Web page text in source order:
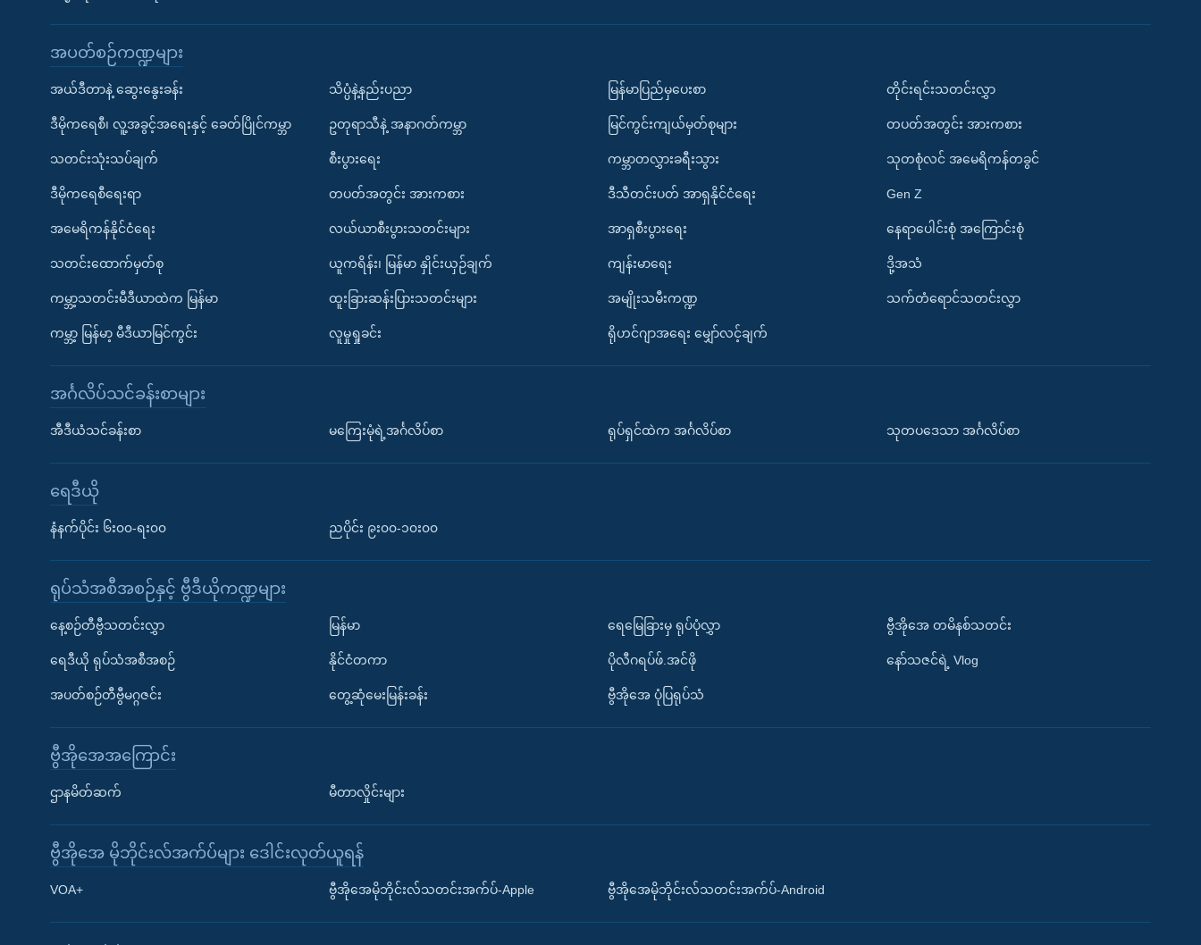
Learning English
အပတ်စဉ်ကဏ္ဍများ
အယ်ဒီတာနဲ့ ဆွေးနွေးခန်း
ဒီမိုကရေစီ၊ လူ့အခွင့်အရေးနှင့် ခေတ်ပြိုင်ကမ္ဘာ
သတင်းသုံးသပ်ချက်
ဒီမိုကရေစီရေးရာ
အမေရိကန်နိုင်ငံရေး
သတင်းထောက်မှတ်စု
ကမ္ဘာ့သတင်းမီဒီယာထဲက မြန်မာ
ကမ္ဘာ့ မြန်မာ့ မီဒီယာမြင်ကွင်း
သိပ္ပံနဲ့နည်းပညာ
ဥတုရာသီနဲ့ အနာဂတ်ကမ္ဘာ
စီးပွားရေး
တပတ်အတွင်း အားကစား
လယ်ယာစီးပွားသတင်းများ
ယူကရိန်း၊ မြန်မာ နှိုင်းယှဉ်ချက်
ထူးခြားဆန်းပြားသတင်းများ
လူမှုရှုခင်း
မြန်မာပြည်မှပေးစာ
မြင်ကွင်းကျယ်မှတ်စုများ
ကမ္ဘာတလွှားခရီးသွား
ဒီသီတင်းပတ် အာရှနိုင်ငံရေး
အာရှစီးပွားရေး
ကျန်းမာရေး
အမျိုးသမီးကဏ္ဍ
ရိုဟင်ဂျာအရေး မျှော်လင့်ချက်
တိုင်းရင်းသတင်းလွှာ
တပတ်အတွင်း အားကစား
သုတစုံလင် အမေရိကန်တခွင်
Gen Z
နေရာပေါင်းစုံ အကြောင်းစုံ
ဒို့အသံ
သက်တံရောင်သတင်းလွှာ
အင်္ဂလိပ်သင်ခန်းစာများ
အီဒီယံသင်ခန်းစာ မကြေးမုံရဲ့အင်္ဂလိပ်စာ ရုပ်ရှင်ထဲက အင်္ဂလိပ်စာ သုတပဒေသာ အင်္ဂလိပ်စာ
ရေဒီယို
နံနက်ပိုင်း ၆း၀၀-ရး၀၀ ညပိုင်း ၉း၀၀-၁၀း၀၀
ရုပ်သံအစီအစဉ်နှင့် ဗွီဒီယိုကဏ္ဍများ
နေ့စဉ်တီဗွီသတင်းလွှာ
ရေဒီယို ရုပ်သံအစီအစဉ်
အပတ်စဉ်တီဗွီမဂ္ဂဇင်း
မြန်မာ
နိုင်ငံတကာ
တွေ့ဆုံမေးမြန်းခန်း
ရေမြေခြားမှ ရုပ်ပုံလွှာ
ပိုလီဂရပ်ဖ်.အင်ဖို
ဗွီအိုအေ ပုံပြရုပ်သံ
ဗွီအိုအေ တမိနစ်သတင်း
နော်သဇင်ရဲ့ Vlog
ဗွီအိုအေအကြောင်း
ဌာနမိတ်ဆက် မီတာလှိုင်းများ
ဗွီအိုအေ မိုဘိုင်းလ်အက်ပ်များ ဒေါင်းလုတ်ယူရန်
VOA+ ဗွီအိုအေမိုဘိုင်းလ်သတင်းအက်ပ်-Apple ဗွီအိုအေမိုဘိုင်းလ်သတင်းအက်ပ်-Android